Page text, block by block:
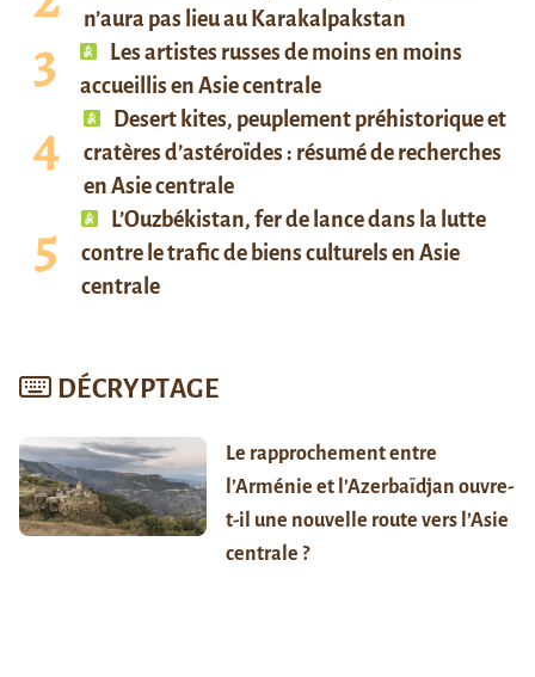
n’aura pas lieu au Karakalpakstan
Les artistes russes de moins en moins
accueillis en Asie centrale
Desert kites, peuplement préhistorique et
cratères d’astéroïdes : résumé de recherches
en Asie centrale
L’Ouzbékistan, fer de lance dans la lutte
contre le trafic de biens culturels en Asie
centrale
DÉCRYPTAGE
Le rapprochement entre
l’Arménie et l’Azerbaïdjan ouvre-
t-il une nouvelle route vers l’Asie
centrale ?